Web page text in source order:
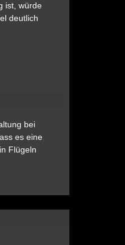
ist, würde
deutlich
bei
es eine
Flügeln